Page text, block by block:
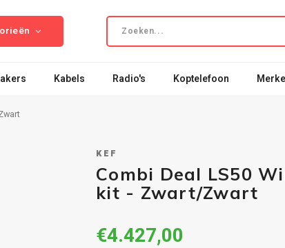
Kabels Radio's Koptelefoon
KEF
Combi Deal LS50
kit - Zwart/Zwart
€4.427,00